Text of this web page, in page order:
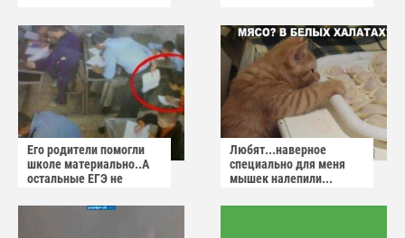
Его родители помогли
школе материально..А
остальные ЕГЭ не
Любят...наверное
специально для меня
мышек налепили...